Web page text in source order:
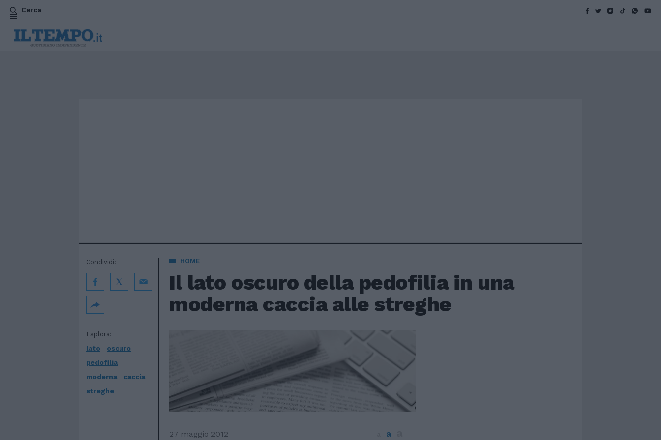
Cerca
HOME
Il lato oscuro della pedofilia in una
moderna caccia alle streghe
Esplora:
lato
oscuro
pedofilia
moderna
caccia
streghe
Condividi:
27 maggio 2012 a